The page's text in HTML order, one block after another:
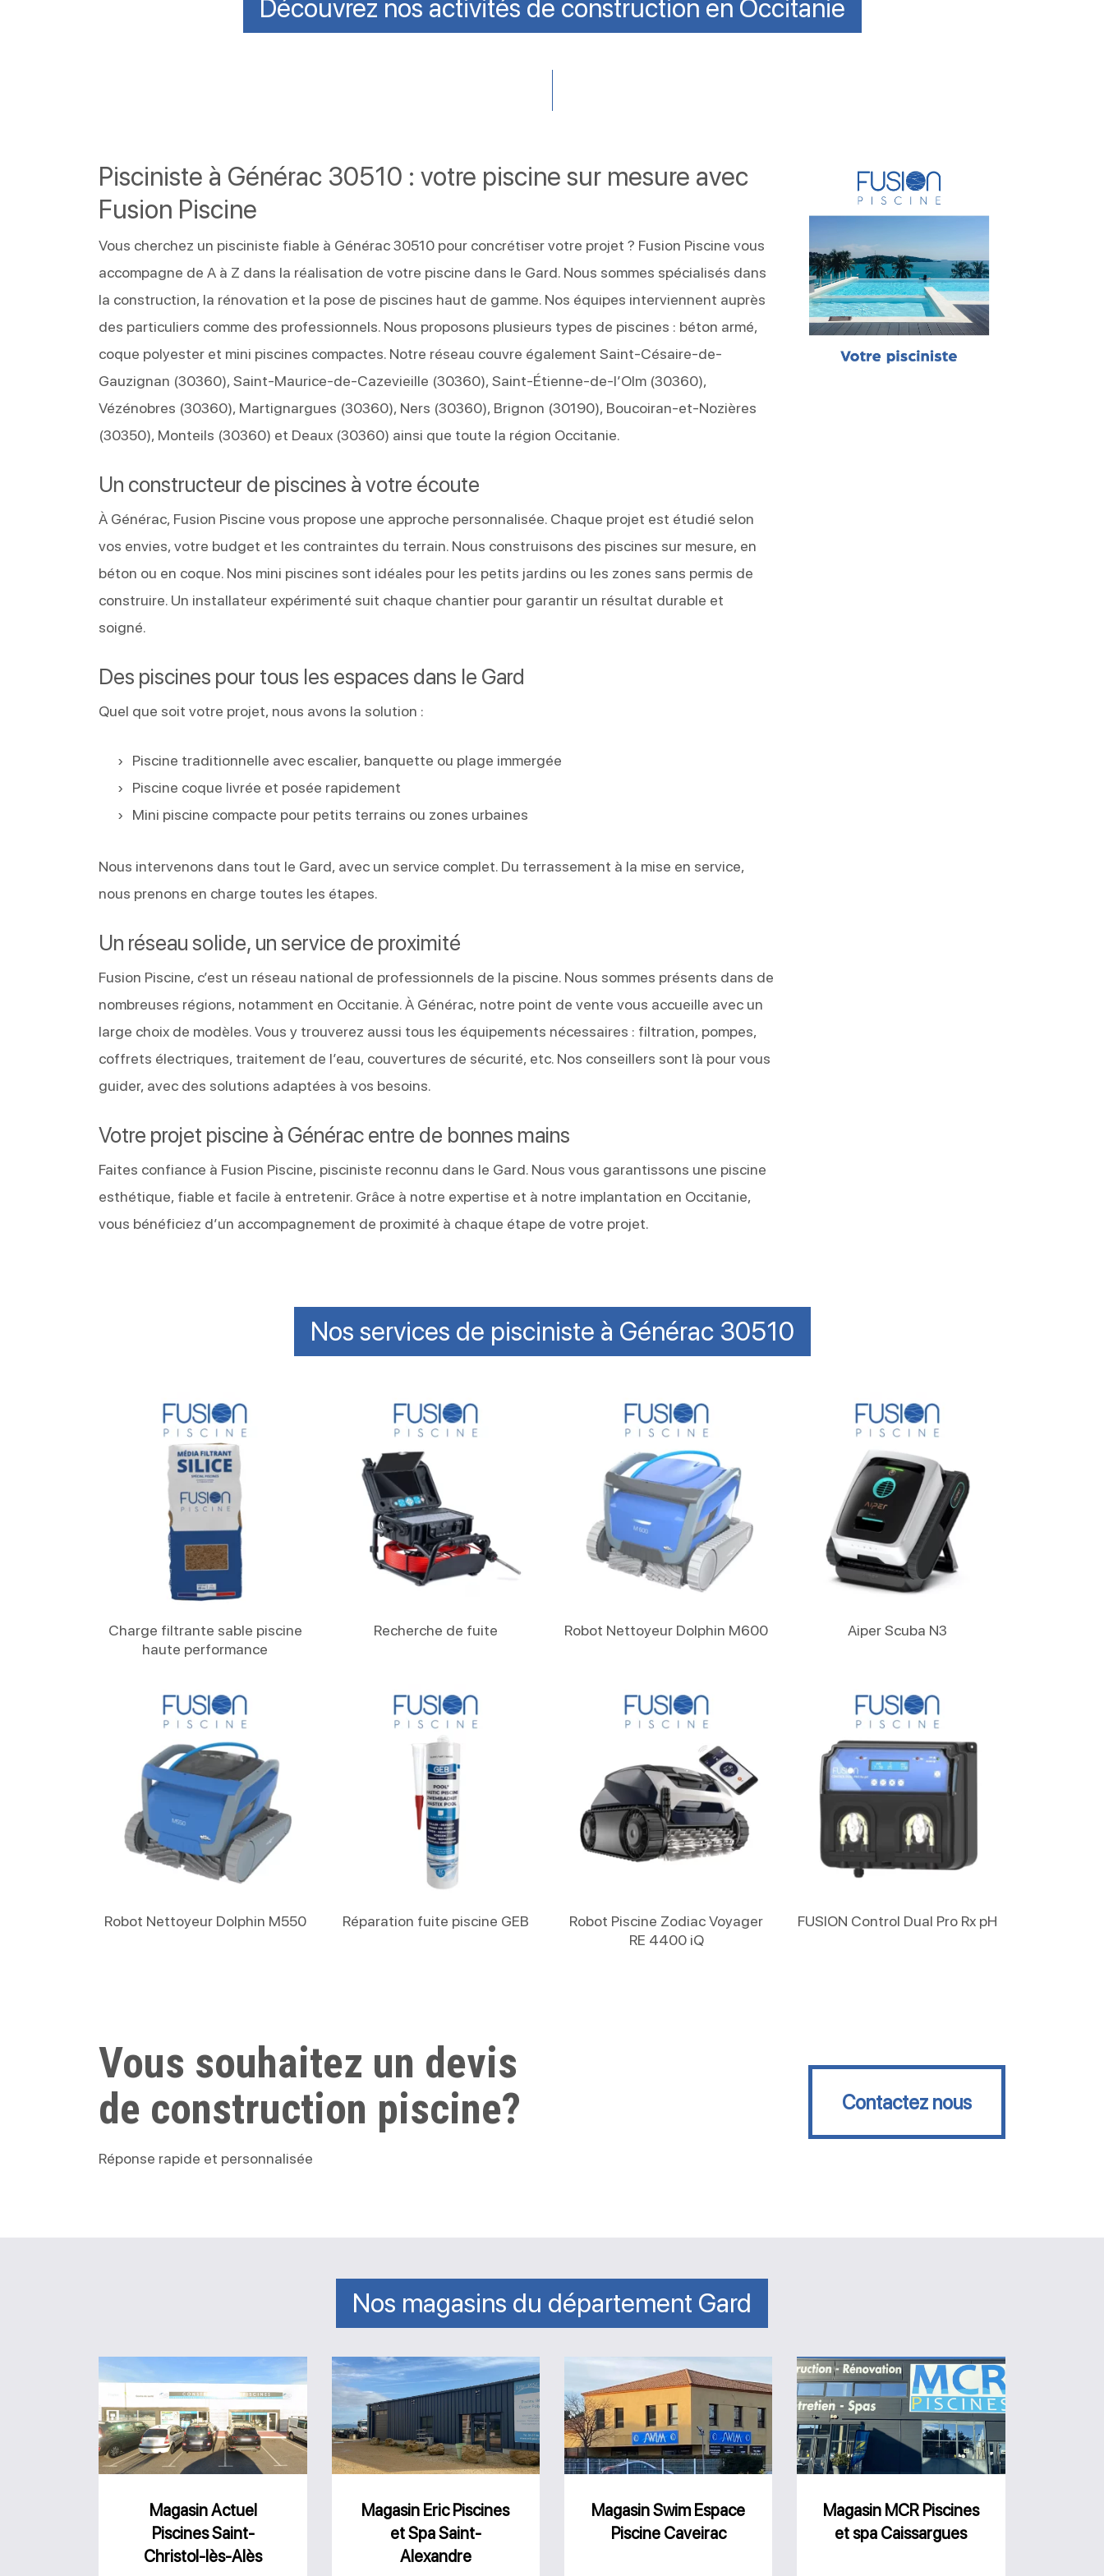
Découvrez nos activités de construction en Occitanie
Pisciniste à Générac 30510 : votre piscine sur mesure avec
Fusion Piscine
Vous cherchez un pisciniste fiable à Générac 30510 pour concrétiser votre projet ? Fusion Piscine vous
accompagne de A à Z dans la réalisation de votre piscine dans le Gard. Nous sommes spécialisés dans
la construction, la rénovation et la pose de piscines haut de gamme. Nos équipes interviennent auprès
des particuliers comme des professionnels. Nous proposons plusieurs types de piscines : béton armé,
coque polyester et mini piscines compactes. Notre réseau couvre également Saint-Césaire-de-
Gauzignan (30360), Saint-Maurice-de-Cazevieille (30360), Saint-Étienne-de-l’Olm (30360),
Vézénobres (30360), Martignargues (30360), Ners (30360), Brignon (30190), Boucoiran-et-Nozières
(30350), Monteils (30360) et Deaux (30360) ainsi que toute la région Occitanie.
Un constructeur de piscines à votre écoute
À Générac, Fusion Piscine vous propose une approche personnalisée. Chaque projet est étudié selon
vos envies, votre budget et les contraintes du terrain. Nous construisons des piscines sur mesure, en
béton ou en coque. Nos mini piscines sont idéales pour les petits jardins ou les zones sans permis de
construire. Un installateur expérimenté suit chaque chantier pour garantir un résultat durable et
soigné.
Des piscines pour tous les espaces dans le Gard
Quel que soit votre projet, nous avons la solution :
Piscine traditionnelle avec escalier, banquette ou plage immergée
Piscine coque livrée et posée rapidement
Mini piscine compacte pour petits terrains ou zones urbaines
Nous intervenons dans tout le Gard, avec un service complet. Du terrassement à la mise en service,
nous prenons en charge toutes les étapes.
Un réseau solide, un service de proximité
Fusion Piscine, c’est un réseau national de professionnels de la piscine. Nous sommes présents dans de
nombreuses régions, notamment en Occitanie. À Générac, notre point de vente vous accueille avec un
large choix de modèles. Vous y trouverez aussi tous les équipements nécessaires : filtration, pompes,
coffrets électriques, traitement de l’eau, couvertures de sécurité, etc. Nos conseillers sont là pour vous
guider, avec des solutions adaptées à vos besoins.
Votre projet piscine à Générac entre de bonnes mains
Faites confiance à Fusion Piscine, pisciniste reconnu dans le Gard. Nous vous garantissons une piscine
esthétique, fiable et facile à entretenir. Grâce à notre expertise et à notre implantation en Occitanie,
vous bénéficiez d’un accompagnement de proximité à chaque étape de votre projet.
Nos services de pisciniste à Générac 30510
Charge filtrante sable piscine
haute performance
Recherche de fuite Robot Nettoyeur Dolphin M600 Aiper Scuba N3
Robot Nettoyeur Dolphin M550 Réparation fuite piscine GEB
Robot Piscine Zodiac Voyager
RE 4400 iQ
FUSION Control Dual Pro Rx pH
Vous souhaitez un devis
de construction piscine?
Réponse rapide et personnalisée
Contactez nous
Contactez nous
Nos magasins du département Gard
Actuel
Piscines
Saint-
Christol-
lès-
Alès
Magasin Actuel
Piscines Saint-
Christol-lès-Alès
Magasin
Eric
Piscines
et
Spa
Saint-
Alexandre
Magasin Eric Piscines
et Spa Saint-
Alexandre
Magasin
Espace
Piscine
Caveirac
Magasin Swim Espace
Piscine Caveirac
Magasin
MCR
Piscines
et
spa
Caissargues
Magasin MCR Piscines
et spa Caissargues